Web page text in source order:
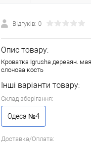
Відгуків: 0
Опис товару:
Кроватка Igrusha деревян.
слонова кость
Інші варіанти товару:
Склад зберігання:
Одеса №4
Доставка/Оплата: